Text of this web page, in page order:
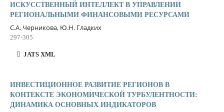
ИСКУССТВЕННЫЙ ИНТЕЛЛЕКТ В УПРАВЛЕНИИ
РЕГИОНАЛЬНЫМИ ФИНАНСОВЫМИ РЕСУРСАМИ
С.А. Черникова, Ю.Н. Гладких
297-305
JATS XML
ИНВЕСТИЦИОННОЕ РАЗВИТИЕ РЕГИОНОВ В
КОНТЕКСТЕ ЭКОНОМИЧЕСКОЙ ТУРБУЛЕНТНОСТИ:
ДИНАМИКА ОСНОВНЫХ ИНДИКАТОРОВ